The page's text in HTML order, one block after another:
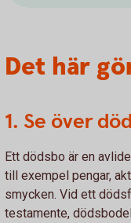
Det här
1. Se över
Ett dödsbo är en
till exempel pengar,
smycken. Vid ett
testamente,